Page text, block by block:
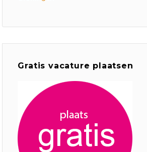
Gratis vacature plaatsen